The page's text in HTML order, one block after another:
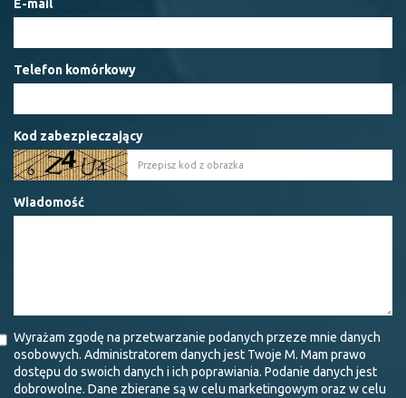
E-mail
Telefon komórkowy
Kod zabezpieczający
Wiadomość
Wyrażam zgodę na przetwarzanie podanych przeze mnie danych
osobowych. Administratorem danych jest Twoje M. Mam prawo
dostępu do swoich danych i ich poprawiania. Podanie danych jest
dobrowolne. Dane zbierane są w celu marketingowym oraz w celu